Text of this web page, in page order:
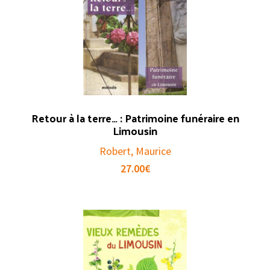
Retour à la terre… : Patrimoine funéraire en
Limousin
Robert, Maurice
27.00€